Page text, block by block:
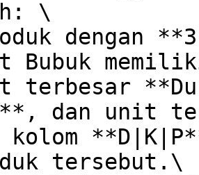
Bubuk
terbesar
dan unit
kolom
tersebut.\